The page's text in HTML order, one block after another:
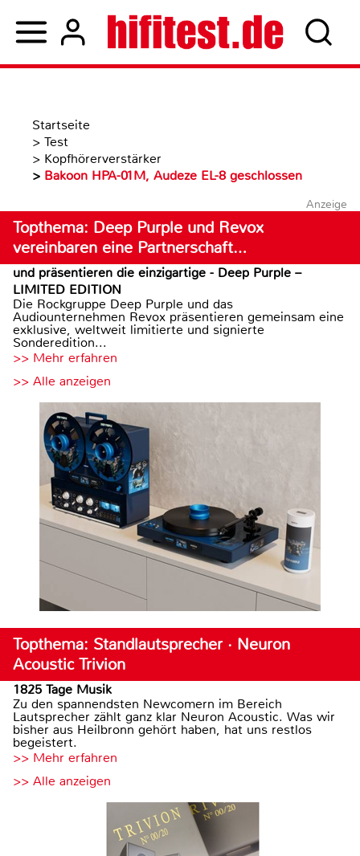
Startseite
> Test
> Kopfhörerverstärker
> Bakoon HPA-01M, Audeze EL-8 geschlossen
Anzeige
Topthema: Deep Purple und Revox
vereinbaren eine Partnerschaft…
und präsentieren die einzigartige - Deep Purple –
LIMITED EDITION
Die Rockgruppe Deep Purple und das
Audiounternehmen Revox präsentieren gemeinsam eine
exklusive, weltweit limitierte und signierte
Sonderedition...
>> Mehr erfahren
>> Alle anzeigen
Topthema: Standlautsprecher · Neuron
Acoustic Trivion
1825 Tage Musik
Zu den spannendsten Newcomern im Bereich
Lautsprecher zählt ganz klar Neuron Acoustic. Was wir
bisher aus Heilbronn gehört haben, hat uns restlos
begeistert.
>> Mehr erfahren
>> Alle anzeigen